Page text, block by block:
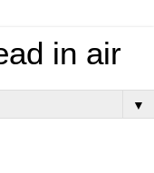
in air
▼